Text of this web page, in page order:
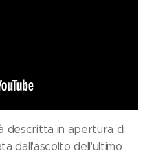
descritta in apertura di
dall'ascolto dell'ultimo